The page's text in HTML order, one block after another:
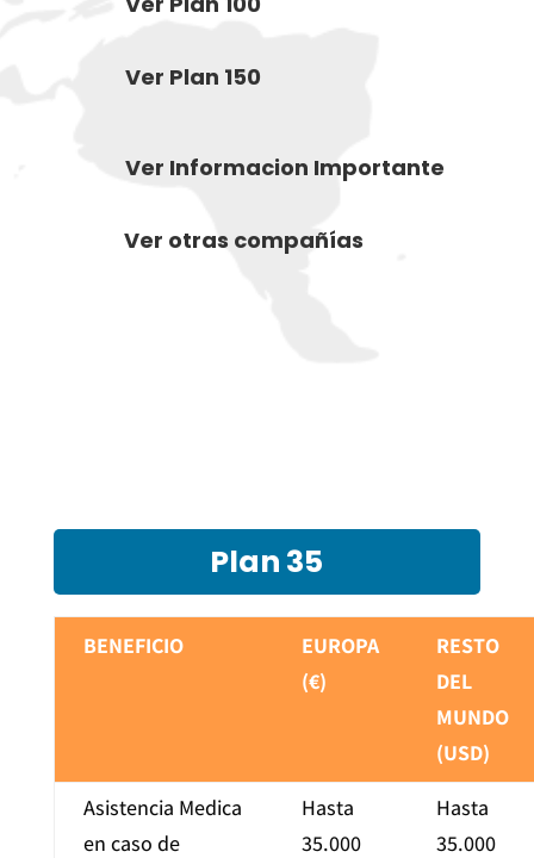
Ver Plan 150
Ver Informacion Importante
Ver otras compañías
Plan 35
BENEFICIO
EUROPA
(€)
RESTO
DEL
MUNDO
(USD)
Asistencia Medica
en caso de
Hasta
35.000
Hasta
35.000